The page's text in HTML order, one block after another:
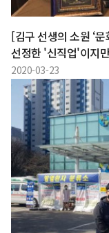
[김구 선생의 소원 ‘
선정한 '신직업'이지
2020-03-23